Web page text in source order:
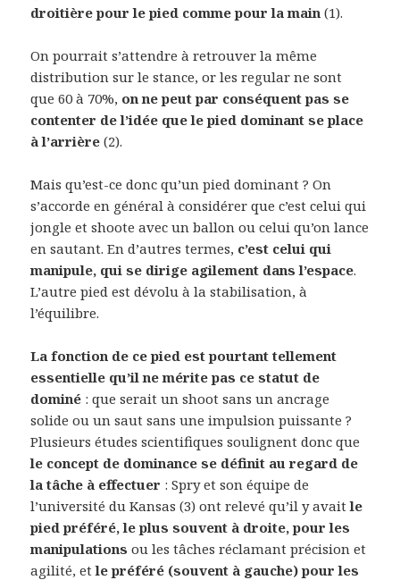
droitière pour le pied comme pour la main (1).
On pourrait s’attendre à retrouver la même
distribution sur le stance, or les regular ne sont
que 60 à 70%, on ne peut par conséquent pas se
contenter de l’idée que le pied dominant se place
à l’arrière (2).
Mais qu’est-ce donc qu’un pied dominant ? On
s’accorde en général à considérer que c’est celui qui
jongle et shoote avec un ballon ou celui qu’on lance
en sautant. En d’autres termes, c’est celui qui
manipule, qui se dirige agilement dans l’espace.
L’autre pied est dévolu à la stabilisation, à
l’équilibre.
La fonction de ce pied est pourtant tellement
essentielle qu’il ne mérite pas ce statut de
dominé : que serait un shoot sans un ancrage
solide ou un saut sans une impulsion puissante ?
Plusieurs études scientifiques soulignent donc que
le concept de dominance se définit au regard de
la tâche à effectuer : Spry et son équipe de
l’université du Kansas (3) ont relevé qu’il y avaitle
pied préféré, le plus souvent à droite, pour les
manipulationsou les tâches réclamant précision et
agilité, etle préféré (souvent à gauche) pour les